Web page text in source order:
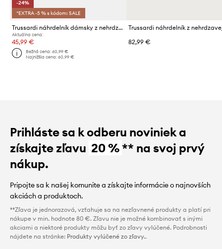
-24%
*EXTRA -5 % s kódom: SALE
Trussardi náhrdelník dámsky z nehrdzavejúcej ocele T-LOGO
Aktuálna cena:
45,99 €
Bežná cena:60,99 €
Najnižšia cena:60,99 €
82,99 €
Prihláste sa k odberu noviniek a
získajte zľavu 20 %** na svoj prvý
nákup.
Pripojte sa k našej komunite a získajte informácie o najnovších
akciách a produktoch.
**Zľava je jednorazová, vzťahuje sa na nezľavnené produkty a platí pri
nákupe v min. hodnote 80 €. Zľavu nie je možné kombinovať s inými
akciami a niektoré produkty môžu byť zo zľavy vylúčené. Podrobnosti
nájdete na stránke: Produkty vylúčené zo zľavy..